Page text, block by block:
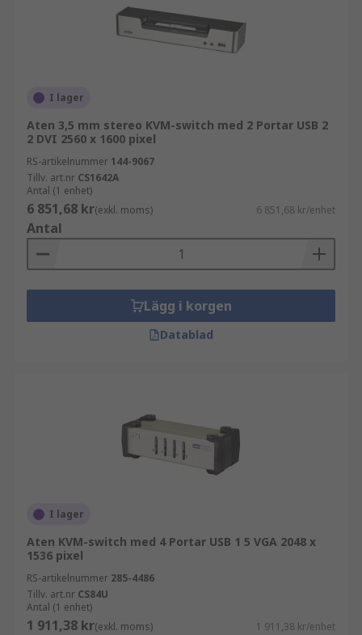
I lager
Aten 3,5 mm stereo KVM-switch med 2 Portar USB 2
2 DVI 2560 x 1600 pixel
RS-artikelnummer 144-9067
Tillv. art.nr CS1642A
Antal (1 enhet)
6 851,68 kr(exkl. moms) 6 851,68 kr/enhet
Antal
Lägg i korgen
Datablad
I lager
Aten KVM-switch med 4 Portar USB 1 5 VGA 2048 x
1536 pixel
RS-artikelnummer 285-4486
Tillv. art.nr CS84U
Antal (1 enhet)
1 911,38 kr(exkl. moms) 1 911,38 kr/enhet